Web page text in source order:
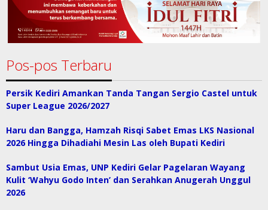
Pos-pos Terbaru
Persik Kediri Amankan Tanda Tangan Sergio Castel untuk
Super League 2026/2027
Haru dan Bangga, Hamzah Risqi Sabet Emas LKS Nasional
2026 Hingga Dihadiahi Mesin Las oleh Bupati Kediri
Sambut Usia Emas, UNP Kediri Gelar Pagelaran Wayang
Kulit ‘Wahyu Godo Inten’ dan Serahkan Anugerah Unggul
2026